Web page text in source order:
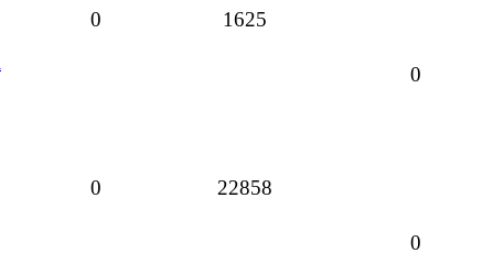
0 1625
0
0 22858
0